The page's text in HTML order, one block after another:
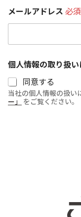
メールアドレス 必須
個人情報の取り扱
同意する
当社の個人情報の扱い
ー」
をご覧ください。